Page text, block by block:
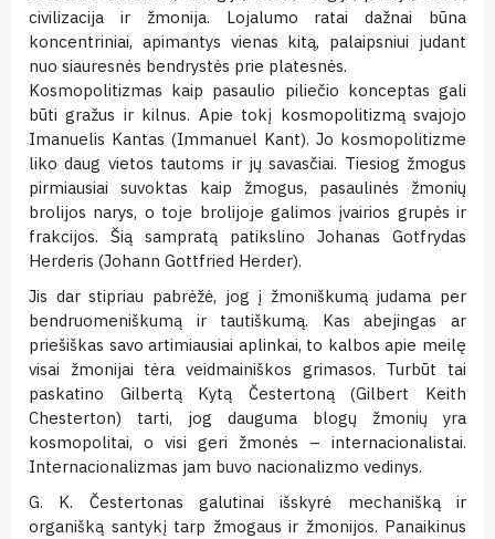
civilizacija ir žmonija. Lojalumo ratai dažnai būna
koncentriniai, apimantys vienas kitą, palaipsniui judant
nuo siauresnės bendrystės prie platesnės.
Kosmopolitizmas kaip pasaulio piliečio konceptas gali
būti gražus ir kilnus. Apie tokį kosmopolitizmą svajojo
Imanuelis Kantas (Immanuel Kant). Jo kosmopolitizme
liko daug vietos tautoms ir jų savasčiai. Tiesiog žmogus
pirmiausiai suvoktas kaip žmogus, pasaulinės žmonių
brolijos narys, o toje brolijoje galimos įvairios grupės ir
frakcijos. Šią sampratą patikslino Johanas Gotfrydas
Herderis (Johann Gottfried Herder).
Jis dar stipriau pabrėžė, jog į žmoniškumą judama per
bendruomeniškumą ir tautiškumą. Kas abejingas ar
priešiškas savo artimiausiai aplinkai, to kalbos apie meilę
visai žmonijai tėra veidmainiškos grimasos. Turbūt tai
paskatino Gilbertą Kytą Čestertoną (Gilbert Keith
Chesterton) tarti, jog dauguma blogų žmonių yra
kosmopolitai, o visi geri žmonės – internacionalistai.
Internacionalizmas jam buvo nacionalizmo vedinys.
G. K. Čestertonas galutinai išskyrė mechanišką ir
organišką santykį tarp žmogaus ir žmonijos. Panaikinus